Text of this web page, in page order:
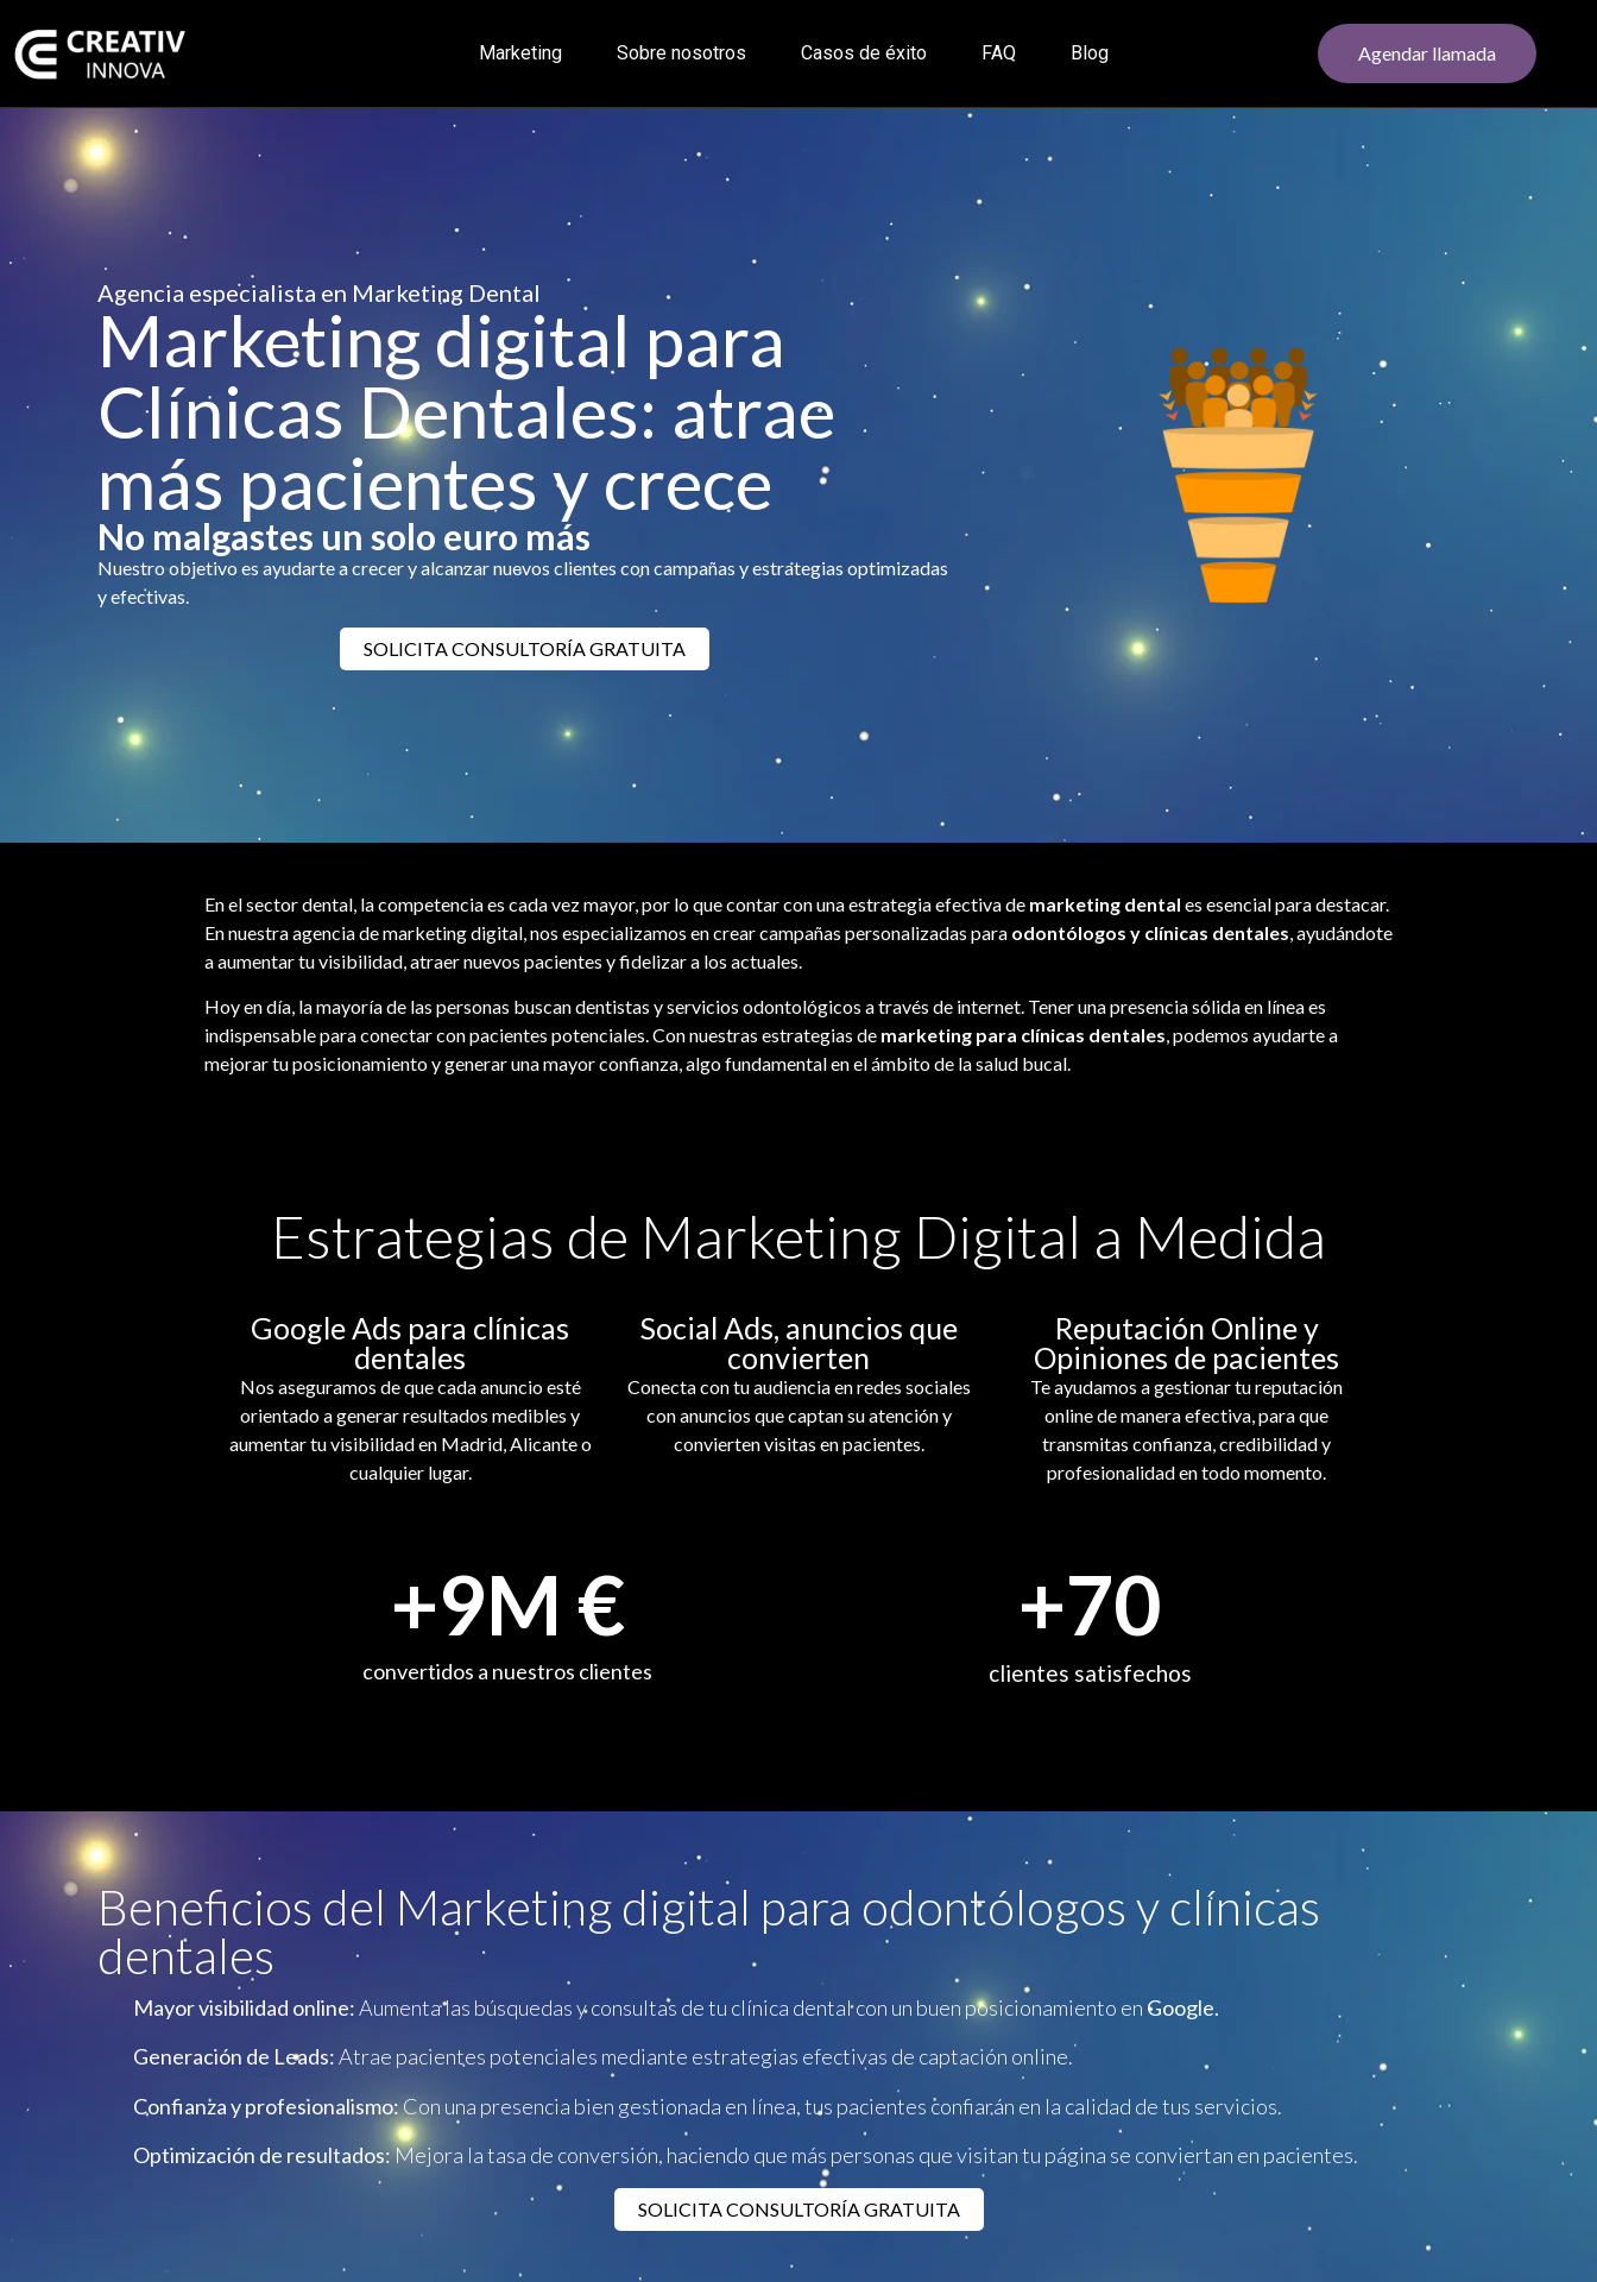
Marketing Sobre nosotros Casos de éxito FAQ Blog Agendar llamada
Agencia especialista en Marketing Dental
Marketing digital para
Clínicas Dentales: atrae
más pacientes y crece
No malgastes un solo euro más
Nuestro objetivo es ayudarte a crecer y alcanzar nuevos clientes con campañas y estrategias optimizadas
y efectivas.
SOLICITA CONSULTORÍA GRATUITA
En el sector dental, la competencia es cada vez mayor, por lo que contar con una estrategia efectiva de marketing dental es esencial para destacar.
En nuestra agencia de marketing digital, nos especializamos en crear campañas personalizadas para odontólogos y clínicas dentales, ayudándote
a aumentar tu visibilidad, atraer nuevos pacientes y fidelizar a los actuales.
Hoy en día, la mayoría de las personas buscan dentistas y servicios odontológicos a través de internet. Tener una presencia sólida en línea es
indispensable para conectar con pacientes potenciales. Con nuestras estrategias de marketing para clínicas dentales, podemos ayudarte a
mejorar tu posicionamiento y generar una mayor confianza, algo fundamental en el ámbito de la salud bucal.
Estrategias de Marketing Digital a Medida
Google Ads para clínicas
dentales
Nos aseguramos de que cada anuncio esté
orientado a generar resultados medibles y
aumentar tu visibilidad en Madrid, Alicante o
cualquier lugar.
Social Ads, anuncios que
convierten
Conecta con tu audiencia en redes sociales
con anuncios que captan su atención y
convierten visitas en pacientes.
Reputación Online y
Opiniones de pacientes
Te ayudamos a gestionar tu reputación
online de manera efectiva, para que
transmitas confianza, credibilidad y
profesionalidad en todo momento.
convertidos a nuestros clientes
+9M €
clientes satisfechos
+70
Beneficios del Marketing digital para odontólogos y clínicas
dentales
Mayor visibilidad online:Aumenta las búsquedas y consultas de tu clínica dental con un buen posicionamiento en Google.
Generación de Leads:Atrae pacientes potenciales mediante estrategias efectivas de captación online.
Confianza y profesionalismo:Con una presencia bien gestionada en línea, tus pacientes confiarán en la calidad de tus servicios.
Optimización de resultados:Mejora la tasa de conversión, haciendo que más personas que visitan tu página se conviertan en pacientes.
SOLICITA CONSULTORÍA GRATUITA